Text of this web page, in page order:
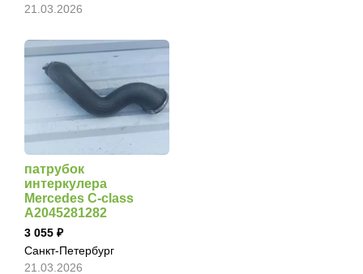
21.03.2026
патрубок
интеркулера
Mercedes C-class
A2045281282
3 055
Санкт-Петербург
21.03.2026